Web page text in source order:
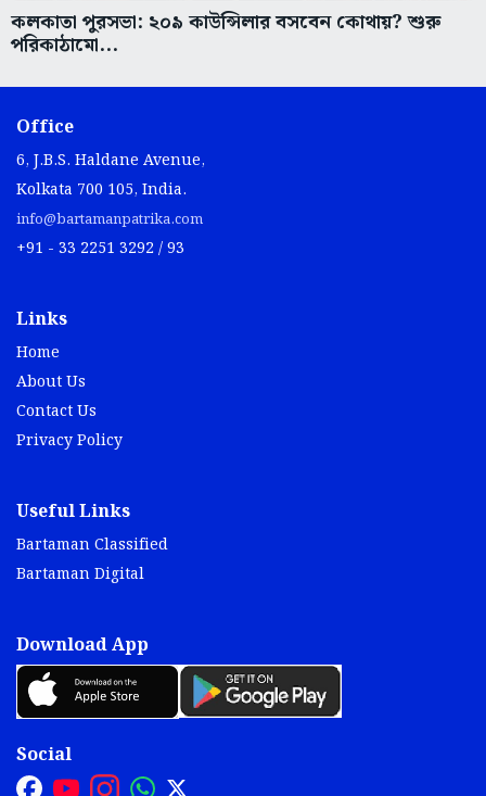
কলকাতা পুরসভা: ২০৯ কাউন্সিলার বসবেন কোথায়? শুরু
পরিকাঠামো...
Office
6, J.B.S. Haldane Avenue,
Kolkata 700 105, India.
info@bartamanpatrika.com
+91 - 33 2251 3292 / 93
Links
Home
About Us
Contact Us
Privacy Policy
Useful Links
Bartaman Classified
Bartaman Digital
Download App
Social